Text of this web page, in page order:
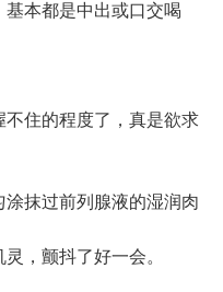
本都是中出或口交喝
住的程度了，真是欲求
抹过前列腺液的湿润肉
，颤抖了好一会。